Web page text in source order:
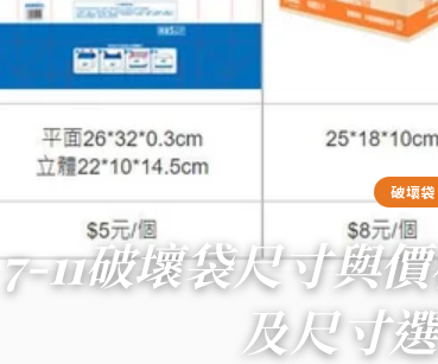
破壞袋
7-11破壞袋尺寸與
及尺寸